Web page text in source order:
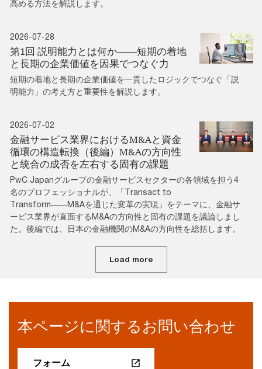
高める方法を解説します。
2026-07-28
第1回 説明能力とは何か――短期の着地
と長期の企業価値を因果でつなぐ力
短期の着地と長期の企業価値を一貫したロジックでつなぐ「説
明能力」の考え方と重要性を解説します。
2026-07-02
金融サービス業界におけるM&Aと資金
循環の構造転換（後編）M&Aの方向性
と統合の成否を左右する固有の課題
PwC Japanグループの金融サービスセクターの各領域を担う4
名のプロフェッショナルが、「Transact to
Transform――M&Aを通じた変革の実現」をテーマに、金融サ
ービス業界が直面するM&Aの方向性と固有の課題を議論しまし
た。後編では、日本の金融機関のM&Aの方向性を総括します。
Load more
本ページに関するお問い合わせ
フォーム